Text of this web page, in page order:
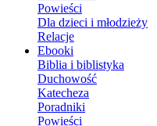
Powieści
Dla dzieci i młodzieży
Relacje
Ebooki
Biblia i biblistyka
Duchowość
Katecheza
Poradniki
Powieści